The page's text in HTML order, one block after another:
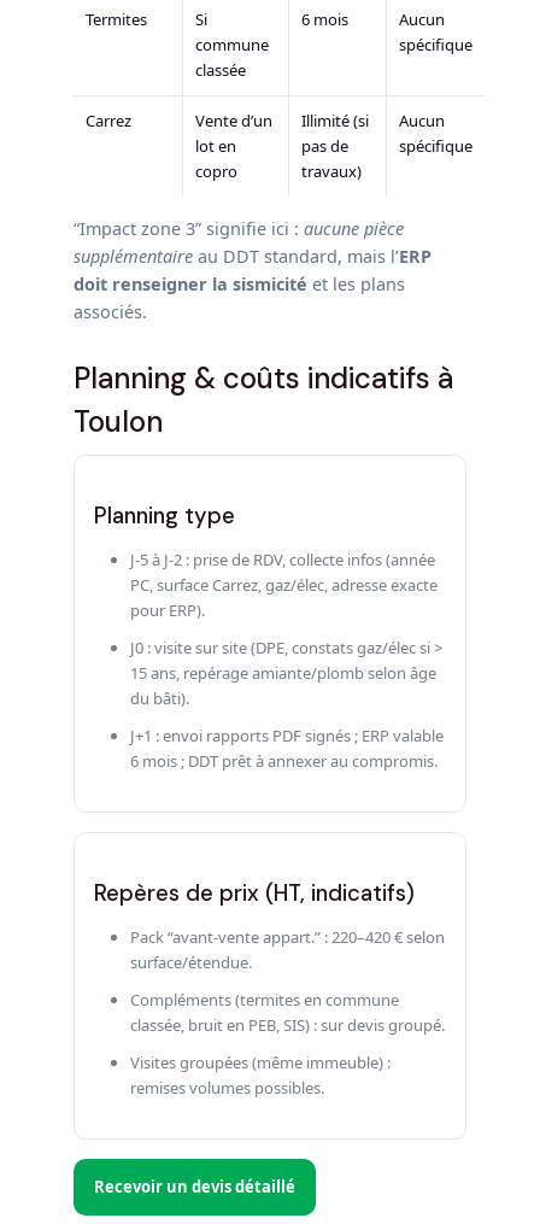
Termites
Si
commune
classée
6 mois
Aucun
spécifique
Carrez
Vente d’un
lot en
copro
Illimité (si
pas de
travaux)
Aucun
spécifique
“Impact zone 3” signifie ici : aucune pièce
supplémentaireau DDT standard, mais l’ERP
doit renseigner la sismicité et les plans
associés.
Planning & coûts indicatifs à
Toulon
Planning type
J-5 à J-2 : prise de RDV, collecte infos (année
PC, surface Carrez, gaz/élec, adresse exacte
pour ERP).
J0 : visite sur site (DPE, constats gaz/élec si >
15 ans, repérage amiante/plomb selon âge
du bâti).
J+1 : envoi rapports PDF signés ; ERP valable
6 mois ; DDT prêt à annexer au compromis.
Repères de prix (HT, indicatifs)
Pack “avant-vente appart.” : 220–420 € selon
surface/étendue.
Compléments (termites en commune
classée, bruit en PEB, SIS) : sur devis groupé.
Visites groupées (même immeuble) :
remises volumes possibles.
Recevoir un devis détaillé